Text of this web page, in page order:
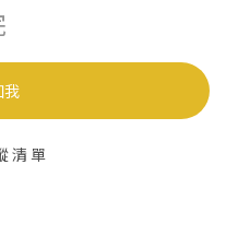
我
清單